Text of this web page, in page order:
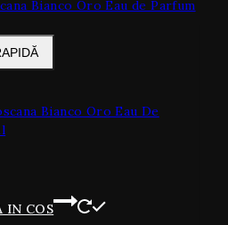
Bianco Oro Eau De
IN COS